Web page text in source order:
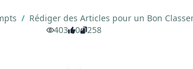
/ Rédiger des Articles pour un Bon
403
0 258